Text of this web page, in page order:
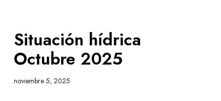
Situación hídrica
Octubre 2025
noviembre 5, 2025